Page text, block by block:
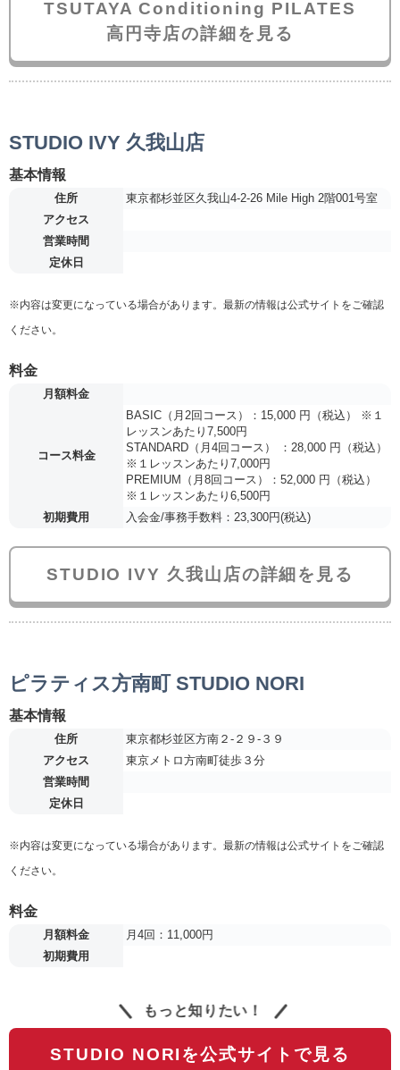
TSUTAYA Conditioning PILATES
高円寺店の詳細を見る
STUDIO IVY 久我山店
基本情報
住所
東京都杉並区久我山4-2-26 Mile High 2階001号室
アクセス
営業時間
定休日
※内容は変更になっている場合があります。最新の情報は公式サイトをご確認
ください。
料金
月額料金
コース料金
BASIC（月2回コース）：15,000 円（税込） ※１
レッスンあたり7,500円
STANDARD（月4回コース） ：28,000 円（税込）
※１レッスンあたり7,000円
PREMIUM（月8回コース）：52,000 円（税込）
※１レッスンあたり6,500円
初期費用
入会金/事務手数料：23,300円(税込)
STUDIO IVY 久我山店の詳細を見る
ピラティス方南町 STUDIO NORI
基本情報
住所
東京都杉並区方南２-２９-３９
アクセス
東京メトロ方南町徒歩３分
営業時間
定休日
※内容は変更になっている場合があります。最新の情報は公式サイトをご確認
ください。
料金
月額料金
月4回：11,000円
初期費用
もっと知りたい！
STUDIO NORIを公式サイトで見る